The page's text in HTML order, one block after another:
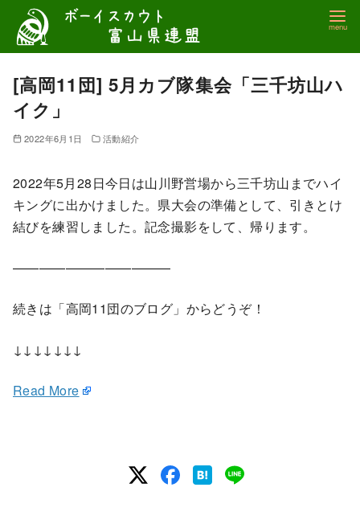
テ
[高岡11団] 5月カブ隊集会「三千坊山ハ
イク」
2022年6月1日 活動紹介
2022年5月28日今日は山川野営場から三千坊山までハイ
キングに出かけました。県大会の準備として、引きとけ
結びを練習しました。記念撮影をして、帰ります。
————————————
続きは「高岡11団のブログ」からどうぞ！
↓↓↓↓↓↓↓
Read More